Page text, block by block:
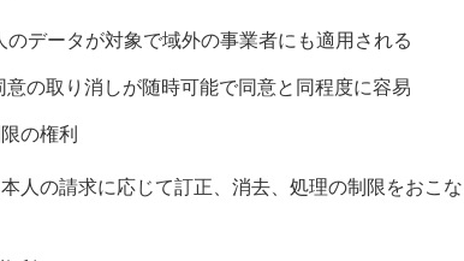
データが対象で域外の事業者にも適用される
の取り消しが随時可能で同意と同程度に容易
の権利
人の請求に応じて訂正、消去、処理の制限をおこな